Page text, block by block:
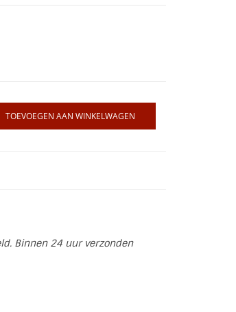
TOEVOEGEN AAN WINKELWAGEN
Binnen 24 uur verzonden